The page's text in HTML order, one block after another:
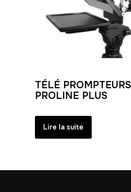
TÉLÉ PROMPTEURS
PROLINE PLUS
Lire la suite